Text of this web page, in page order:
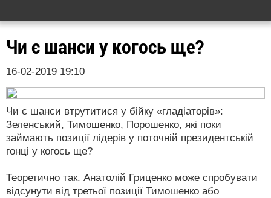
Чи є шанси у когось ще?
16-02-2019 19:10
Чи є шанси втрутитися у бійку «гладіаторів»:
Зеленський, Тимошенко, Порошенко, які поки
займають позиції лідерів у поточній президентській
гонці у когось ще?
Теоретично так. Анатолій Гриценко може спробувати
відсунути від третьої позиції Тимошенко або